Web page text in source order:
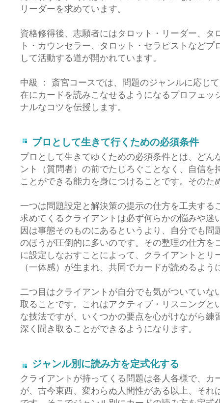
リーダーを求めています。
資格修得後、志願者にはタロット・リーダー、タ
ト・カウンセラー、タロット・セラピストなどプ
して活動する道が開かれています。
中級 ： 斎宮コースでは、問題のジャンルに応じ
在にカードを読みこなせるようになるプロフェッ
ナルなコツを伝授します。
プロとして生きて行くための必須条件
プロとして生きてゆくための必須条件とは、どん
ント（質問者）の前でたじろぐことなく、自信を
ことができる能力を身につけることです。そのた
一つは問題設定と解決策の提示の仕方を工夫する
求めてくるクライアントは必ず何らかの悩みや迷
因は事態そのものにあるというより、自分でも問
のほうが圧倒的に多いのです。その整理の仕方を
に設定しなおすことによって、クライアントとリ
（一体感）が生まれ、共同でカードが読めるよう
二つ目はクライアントが自分でも気がついていな
取ることです。これはアクティブ・リスニングと
な技法ですが、いくつかの要点を心がけながら練
深く聞き取ることができるようになります。
ジャンル別に読み方を定式化する
クライアントが持ってくる問題は各人各様で、カ
が、古今東西、変わらぬ人間性がある以上、それ